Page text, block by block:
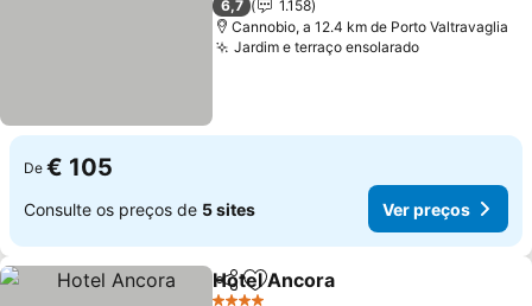
6,7
1.158
Cannobio, a 12.4 km de Porto Valtravaglia
Jardim e terraço ensolarado
De € 105
Consulte os preços de 5 sites Ver preços
PartilharAdicionar aos favoritos
Hotel Ancora